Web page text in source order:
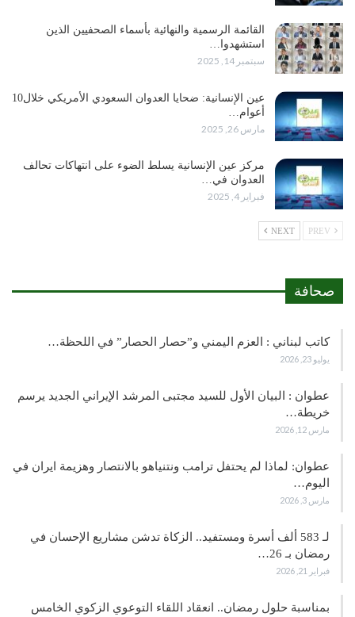
القائمة الرسمية والنهائية بأسماء الصحفيين الذين
استشهدوا…
سبتمبر 14, 2025
عين الإنسانية: ضحايا العدوان السعودي الأمريكي خلال10
أعوام…
مارس 26, 2025
مركز عين الإنسانية يسلط الضوء على انتهاكات تحالف
العدوان في…
فبراير 4, 2025
NEXT
صحافة
كاتب لبناني : العزم اليمني و”حصار الحصار” في اللحظة…
يوليو 23, 2026
عطوان : البيان الأول للسيد مجتبى المرشد الإيراني الجديد يرسم
خريطة…
مارس 12, 2026
عطوان: لماذا لم يحتفل ترامب ونتنياهو بالانتصار وهزيمة ايران في
اليوم…
مارس 3, 2026
لـ 583 ألف أسرة ومستفيد.. الزكاة تدشن مشاريع الإحسان في
رمضان بـ 26…
فبراير 21, 2026
بمناسبة حلول رمضان.. انعقاد اللقاء التوعوي الزكوي الخامس